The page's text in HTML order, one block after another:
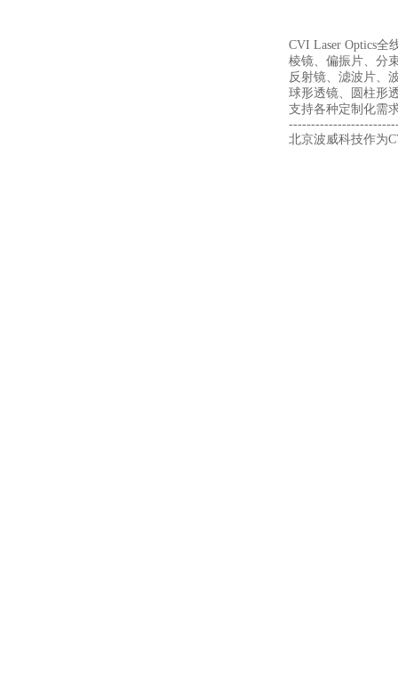
CVI Laser Optics全
棱镜、偏振片、分
反射镜、滤波片、
球形透镜、圆柱形
支持各种定制化需
北京波威科技作为